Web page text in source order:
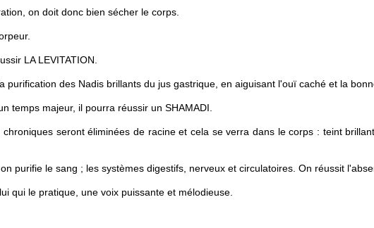
on doit donc bien sécher le corps.
LA LEVITATION.
des Nadis brillants du jus gastrique, en aiguisant l'ouï caché et la
temps majeur, il pourra réussir un SHAMADI.
seront éliminées de racine et cela se verra dans le corps : teint
purifie le sang ; les systèmes digestifs, nerveux et circulatoires. On réussit
qui le pratique, une voix puissante et mélodieuse.